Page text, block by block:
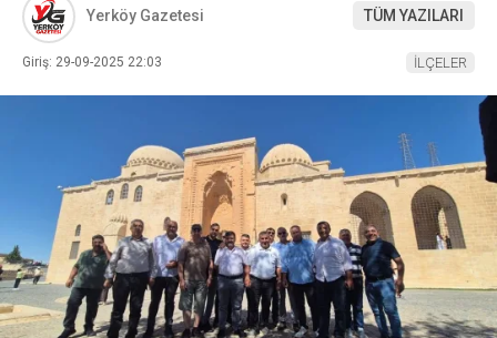
Yerköy Gazetesi TÜM YAZILARI
Giriş: 29-09-2025 22:03 İLÇELER